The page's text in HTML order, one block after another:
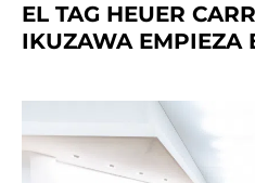
EL TAG HEUER
IKUZAWA EMPIEZA